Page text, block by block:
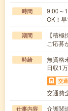
時間
9:00～
OK！
期間
【積
ご応募
時給
無資格
日収1
交
交通費
仕事内容
介護関